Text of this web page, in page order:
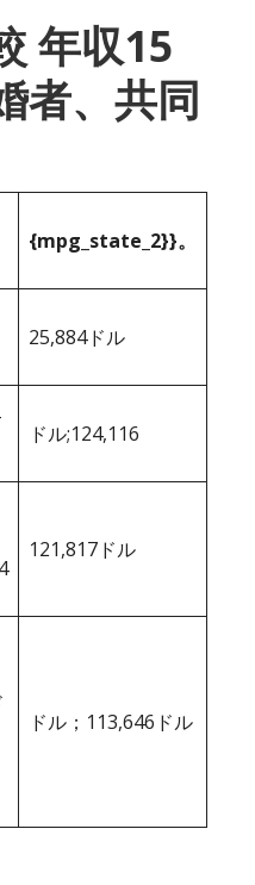
年収15
者、共同
{mpg_state_2}}。
25,884ドル
ドル;124,116
121,817ドル
ドル；113,646ドル